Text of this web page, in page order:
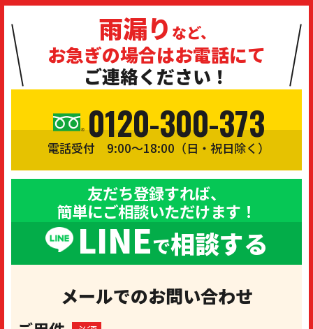
雨漏り など、
お急ぎの場合はお電話にて
ご連絡ください！
0120-300-373
電話受付 9:00〜18:00（日・祝日除く）
友だち登録すれば、
簡単にご相談いただけます！
LINEで相談する
メールでのお問い合わせ